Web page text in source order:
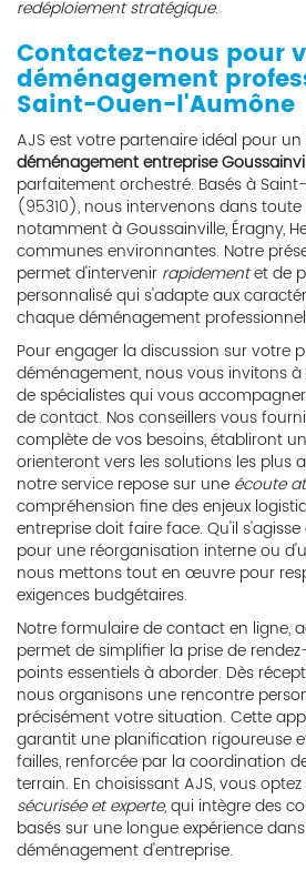
redéploiement stratégique.
Contactez-nous pour
déménagement
Saint-Ouen-l'Aumône
AJS est votre partenaire idéal pour un
déménagement entreprise
parfaitement orchestré. Basés à
(95310), nous intervenons dans
notamment à Goussainville, Éragny,
communes environnantes. Notre
permet d'intervenir rapidementet de
personnalisé qui s'adapte aux
chaque déménagement
Pour engager la discussion sur votre
déménagement, nous vous invitons
de spécialistes qui vous
de contact. Nos conseillers vous
complète de vos besoins, établiront
orienteront vers les solutions les plus
notre service repose sur une écoute
compréhension fine des enjeux
entreprise doit faire face. Qu'il
pour une réorganisation interne ou
nous mettons tout en œuvre pour
exigences budgétaires.
Notre formulaire de contact en ligne,
permet de simplifier la prise de
points essentiels à aborder. Dès
nous organisons une rencontre
précisément votre situation. Cette
garantit une planification rigoureuse
failles, renforcée par la coordination
terrain. En choisissant AJS, vous
sécurisée et experte, qui intègre des
basés sur une longue expérience
déménagement d'entreprise.